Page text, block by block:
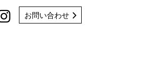
お問い合わせ